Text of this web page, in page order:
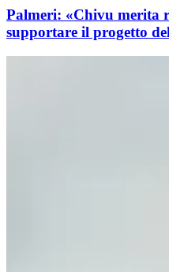
Palmeri: «Chivu merita
supportare il progetto